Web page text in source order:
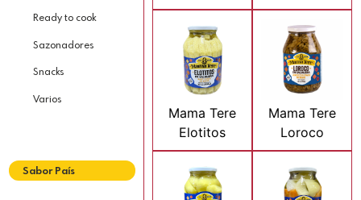
Ready to cook
Sazonadores
Snacks
Varios
Sabor País
Mama Tere
Elotitos
Mama Tere
Loroco